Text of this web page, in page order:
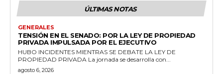
ÚLTIMAS NOTAS
GENERALES
TENSIÓN EN EL SENADO: POR LA LEY DE PROPIEDAD
PRIVADA IMPULSADA POR EL EJECUTIVO
HUBO INCIDENTES MIENTRAS SE DEBATE LA LEY DE
PROPIEDAD PRIVADA La jornada se desarrolla con...
agosto 6, 2026